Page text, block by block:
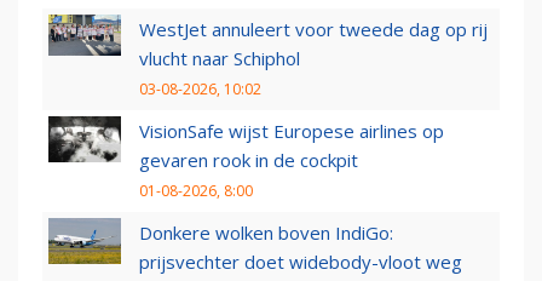
WestJet annuleert voor tweede dag op rij
vlucht naar Schiphol
03-08-2026, 10:02
VisionSafe wijst Europese airlines op
gevaren rook in de cockpit
01-08-2026, 8:00
Donkere wolken boven IndiGo:
prijsvechter doet widebody-vloot weg